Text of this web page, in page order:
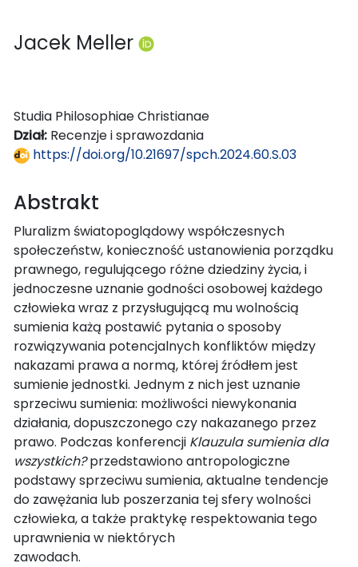
Jacek Meller
Studia Philosophiae Christianae
Dział: Recenzje i sprawozdania
https://doi.org/10.21697/spch.2024.60.S.03
Abstrakt
Pluralizm światopoglądowy współczesnych
społeczeństw, konieczność ustanowienia porządku
prawnego, regulującego różne dziedziny życia, i
jednoczesne uznanie godności osobowej każdego
człowieka wraz z przysługującą mu wolnością
sumienia każą postawić pytania o sposoby
rozwiązywania potencjalnych konfliktów między
nakazami prawa a normą, której źródłem jest
sumienie jednostki. Jednym z nich jest uznanie
sprzeciwu sumienia: możliwości niewykonania
działania, dopuszczonego czy nakazanego przez
prawo. Podczas konferencji Klauzula sumienia dla
wszystkich?przedstawiono antropologiczne
podstawy sprzeciwu sumienia, aktualne tendencje
do zawężania lub poszerzania tej sfery wolności
człowieka, a także praktykę respektowania tego
uprawnienia w niektórych
zawodach.